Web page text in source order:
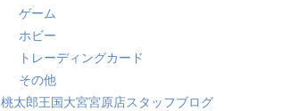
ゲーム
ホビー
トレーディングカード
その他
桃太郎王国大宮宮原店スタッフブログ